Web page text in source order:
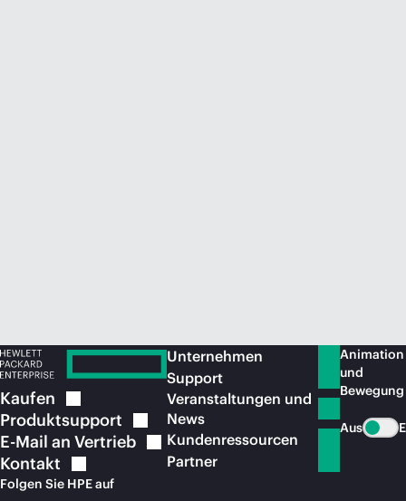
Kaufen
Produktsupport
E-Mail an Vertrieb
Kontakt
Folgen Sie HPE auf
Unternehmen
Support
Veranstaltungen und
News
Kundenressourcen
Partner
Animation
und
Bewegung
Aus